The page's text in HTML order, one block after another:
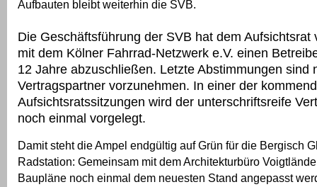
Aufbauten bleibt weiterhin die SVB.
Die Geschäftsführung der SVB hat dem Aufsichtsrat
mit dem Kölner Fahrrad-Netzwerk e.V. einen
12 Jahre abzuschließen. Letzte Abstimmungen sind
Vertragspartner vorzunehmen. In einer der
Aufsichtsratssitzungen wird der unterschriftsreife
noch einmal vorgelegt.
Damit steht die Ampel endgültig auf Grün für die Bergisch
Radstation: Gemeinsam mit dem Architekturbüro
Baupläne noch einmal dem neuesten Stand angepasst